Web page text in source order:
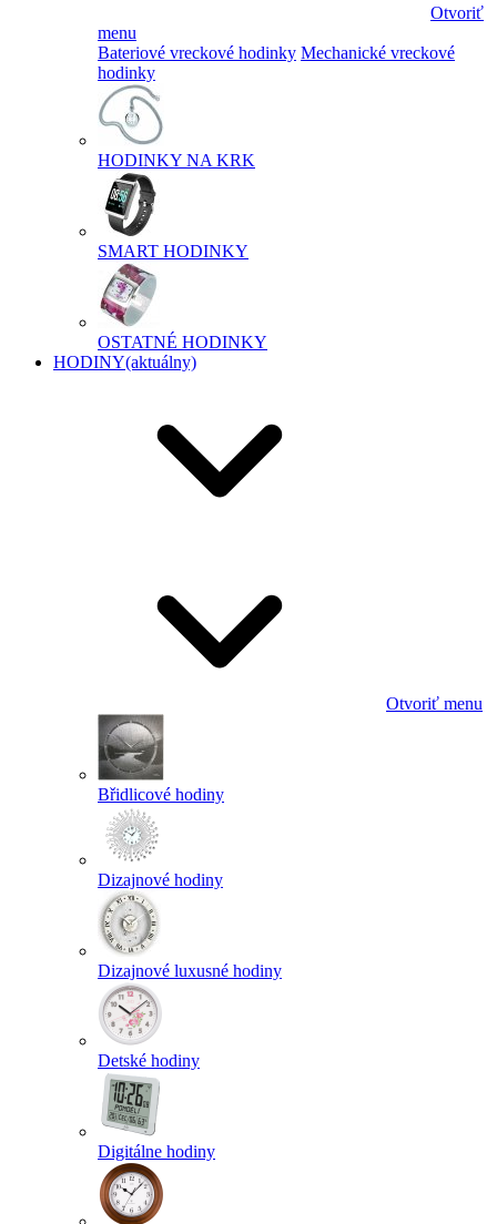
Otvoriť
menu
Bateriové vreckové hodinky Mechanické vreckové
hodinky
HODINKY NA KRK
SMART HODINKY
OSTATNÉ HODINKY
HODINY(aktuálny)
Otvoriť menu
Břidlicové hodiny
Dizajnové hodiny
Dizajnové luxusné hodiny
Detské hodiny
Digitálne hodiny